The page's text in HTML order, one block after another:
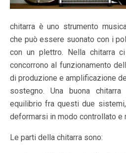
chitarra è uno strumento
che può essere suonato con i
con un plettro. Nella chitarra
concorrono al funzionamento
di produzione e amplificazione
sostegno. Una buona
equilibrio fra questi due
deformarsi in modo controllato e
Le parti della chitarra sono: